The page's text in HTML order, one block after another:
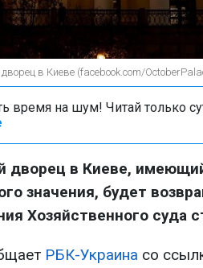
в Киеве (facebook.com/
время на шум! Читай только
дворец в Киеве,
значения, будет
Хозяйственного суда
РБК-Украина со